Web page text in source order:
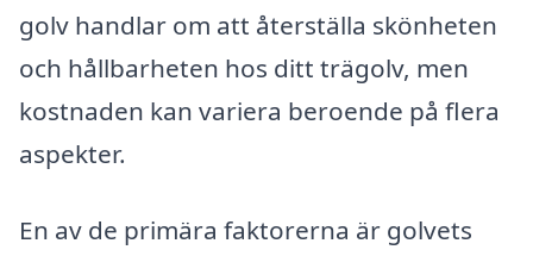
golv handlar om att återställa skönheten
och hållbarheten hos ditt trägolv, men
kostnaden kan variera beroende på flera
aspekter.
En av de primära faktorerna är golvets